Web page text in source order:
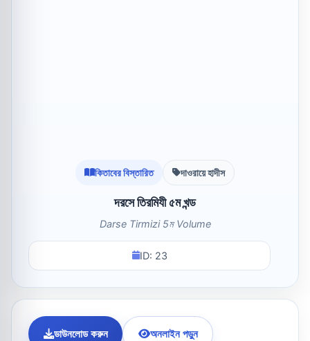
কিতাবের বিস্তারিত দাওরায়ে হাদীস
দরসে তিরমিযী ৫ম খন্ড
Darse Tirmizi 5ম Volume
ID: 23
ডাউনলোড করুন অনলাইন পড়ুন